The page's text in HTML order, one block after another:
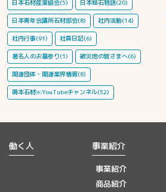
日本石材産業協会(5) 日本銘石物語(20)
日本青年会議所石材部会(8) 社内活動(14)
社内行事(91) 社員日記(6)
著名人のお墓参り(1) 被災地の皆さまへ(6)
関連団体・関連業界情報(8)
鳴本石材㈱YouTubeチャンネル(52)
働く人 事業紹介
事業紹介
商品紹介